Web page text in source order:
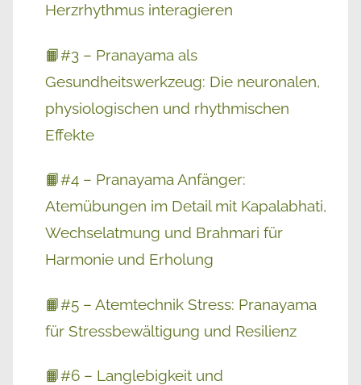
Herzrhythmus interagieren
📙#3 – Pranayama als
Gesundheitswerkzeug: Die neuronalen,
physiologischen und rhythmischen
Effekte
📙#4 – Pranayama Anfänger:
Atemübungen im Detail mit Kapalabhati,
Wechselatmung und Brahmari für
Harmonie und Erholung
📙#5 – Atemtechnik Stress: Pranayama
für Stressbewältigung und Resilienz
📙#6 – Langlebigkeit und